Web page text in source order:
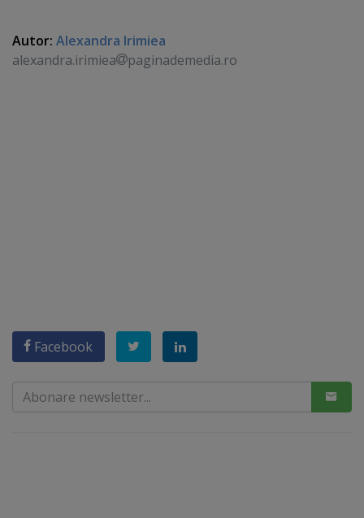
Autor: Alexandra Irimiea
alexandra.irimiea
paginademedia.ro
Facebook